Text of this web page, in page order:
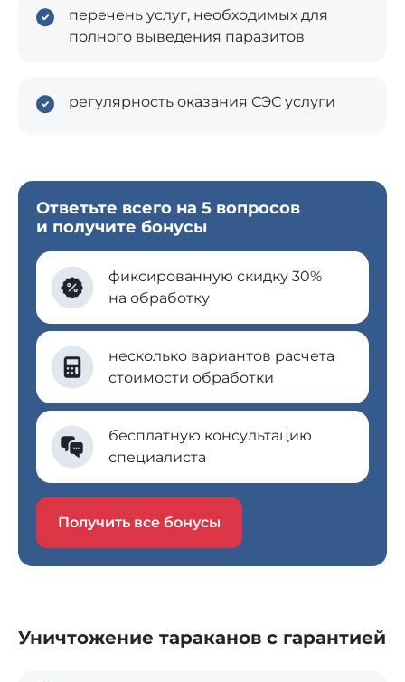
перечень услуг, необходимых для
полного выведения паразитов
регулярность оказания СЭС услуги
Ответьте всего на 5 вопросов
и получите бонусы
Получить все бонусы
фиксированную скидку 30%
на обработку
несколько вариантов расчета
стоимости обработки
бесплатную консультацию
специалиста
Уничтожение тараканов с гарантией